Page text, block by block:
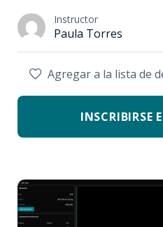
Instructor
Paula Torres
Agregar a la lista de
INSCRIBIRSE